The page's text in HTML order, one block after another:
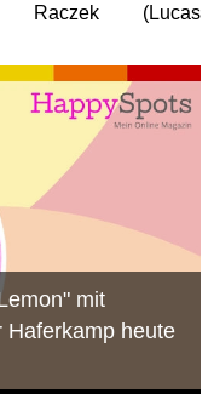
Raczek (Lucas
mit
Haferkamp heute